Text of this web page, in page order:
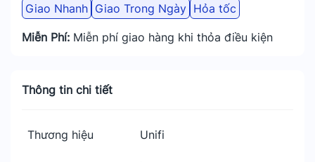
Giao Nhanh Giao Trong Ngày Hỏa tốc
Miễn Phí: Miễn phí giao hàng khi thỏa điều kiện
Thông tin chi tiết
Thương hiệu Unifi